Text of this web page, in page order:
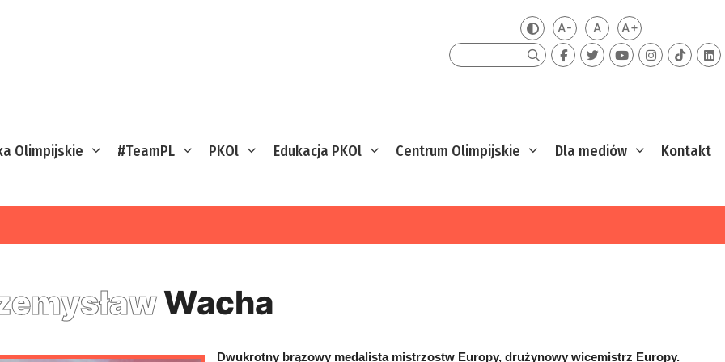
Zmień kontrast
A-Mniejsza czcionka
ADomyślna czcionka
A+Większa
Szukaj
Olimpijskie #TeamPL PKOl Edukacja PKOl Centrum Olimpijskie Dla mediów Kontakt
Wacha
Dwukrotny brązowy medalista mistrzostw Europy, drużynowy wicemistrz Europy.